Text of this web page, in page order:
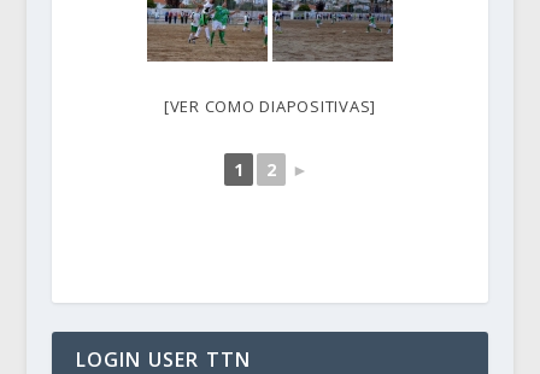
[VER COMO DIAPOSITIVAS]
1 2 ►
LOGIN USER TTN